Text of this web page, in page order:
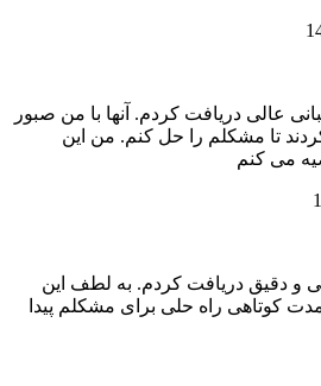
عالی دریافت کردم. آنها با من صبور
تا مشکلم را حل کنم. من این
دقیق دریافت کردم. به لطف این
کوتاهی راه حلی برای مشکلم پیدا